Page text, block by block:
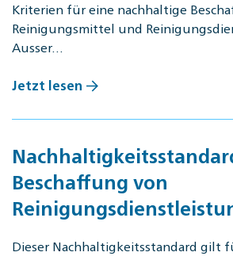
Kriterien für eine nachhaltige
Reinigungsmittel und
Ausser…
Jetzt lesen
Beschaffung von
Dieser Nachhaltigkeitsstandard gilt